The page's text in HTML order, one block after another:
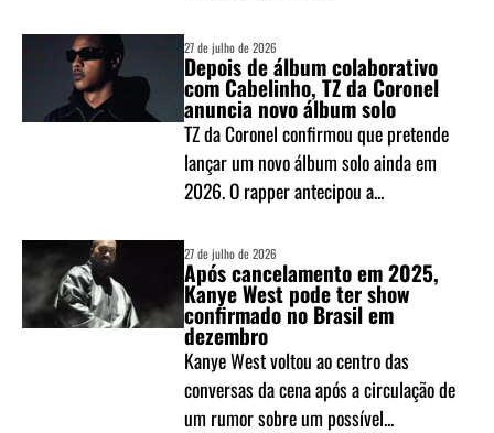
27 de julho de 2026
Depois de álbum colaborativo
com Cabelinho, TZ da Coronel
anuncia novo álbum solo
TZ da Coronel confirmou que pretende
lançar um novo álbum solo ainda em
2026. O rapper antecipou a...
27 de julho de 2026
Após cancelamento em 2025,
Kanye West pode ter show
confirmado no Brasil em
dezembro
Kanye West voltou ao centro das
conversas da cena após a circulação de
um rumor sobre um possível...